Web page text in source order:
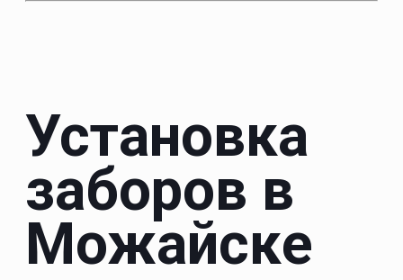
Установка
заборов в
Можайске